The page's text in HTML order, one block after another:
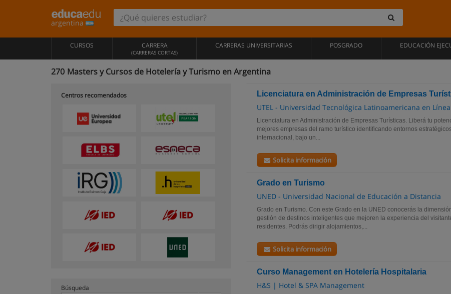
argentina
CURSOS CARRERA
(CARRERAS CORTAS)
CARRERAS UNIVERSITARIAS POSGRADO EDUCACIÓN
270 Masters y Cursos de Hotelería y Turismo en Argentina
Licenciatura en Administración de Empresas
UTEL - Universidad Tecnológica Latinoamericana en Línea
Licenciatura en Administración de Empresas Turísticas. Liberá tu
mejores empresas del ramo turístico identificando entornos
internacional, bajo un...
Solicita información
Grado en Turismo
UNED - Universidad Nacional de Educación a Distancia
Grado en Turismo. Con este Grado en la UNED conocerás la
gestión de destinos inteligentes que mejoren la experiencia del
residentes. Podrás dirigir alojamientos,...
Solicita información
Curso Management en Hotelería Hospitalaria
H&S | Hotel & SPA Management
Centros recomendados
Búsqueda